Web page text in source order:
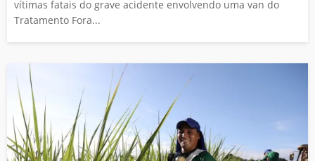
vítimas fatais do grave acidente envolvendo uma van do
Tratamento Fora...